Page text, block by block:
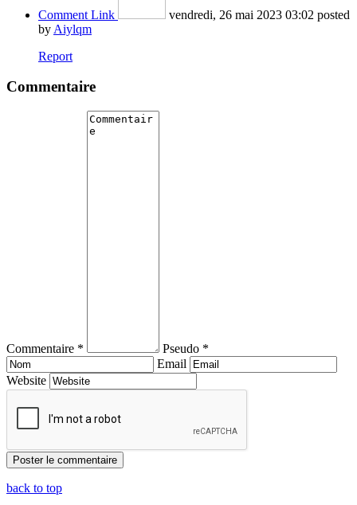
Comment Link vendredi, 26 mai 2023 03:02 posted
by Aiylqm
Report
Commentaire
Commentaire *
Pseudo *
Email
Website
back to top